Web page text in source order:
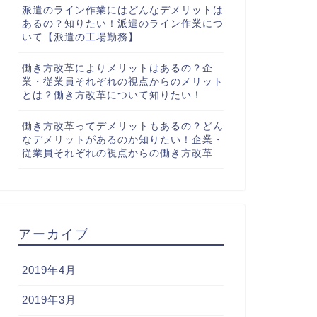
派遣のライン作業にはどんなデメリットは
あるの？知りたい！派遣のライン作業につ
いて【派遣の工場勤務】
働き方改革によりメリットはあるの？企
業・従業員それぞれの視点からのメリット
とは？働き方改革について知りたい！
働き方改革ってデメリットもあるの？どん
なデメリットがあるのか知りたい！企業・
従業員それぞれの視点からの働き方改革
アーカイブ
2019年4月
2019年3月